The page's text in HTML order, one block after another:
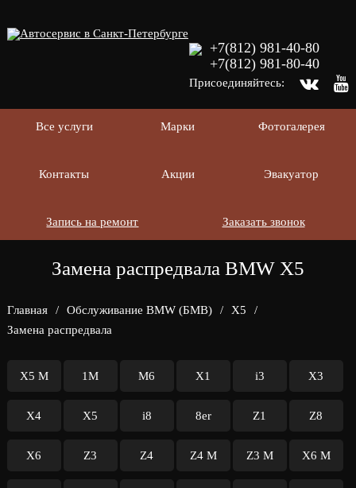
+7(812) 981-40-80
+7(812) 981-80-40
Присоединяйтесь:
Все услуги Марки Фотогалерея
Контакты Акции Эвакуатор
Заказать звонок
Запись на ремонт
Замена распредвала BMW X5
Главная / Обслуживание BMW (БМВ) / X5
/
Замена распредвала
X5 M 1M M6 X1 i3 X3
X4 X5 i8 8er Z1 Z8
X6 Z3 Z4 Z4 M Z3 M X6 M